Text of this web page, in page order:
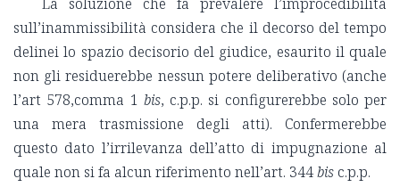
sull’inammissibilità considera che il decorso del tempo
delinei lo spazio decisorio del giudice, esaurito il quale
non gli residuerebbe nessun potere deliberativo (anche
l’art 578,comma 1 bis, c.p.p. si configurerebbe solo per
una mera trasmissione degli atti). Confermerebbe
questo dato l’irrilevanza dell’atto di impugnazione al
quale non si fa alcun riferimento nell’art. 344bis c.p.p.